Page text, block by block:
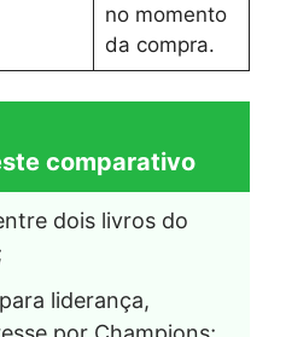
no momento
da compra.
comparativo
dois livros do
liderança,